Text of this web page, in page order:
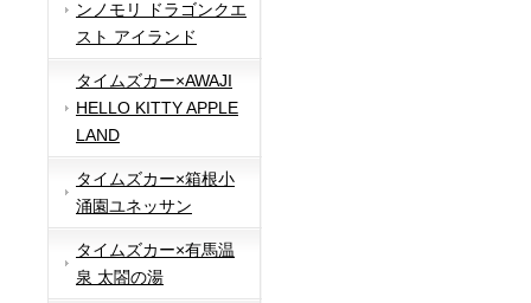
ンノモリ ドラゴンクエ
スト アイランド
タイムズカー×AWAJI
HELLO KITTY APPLE
LAND
タイムズカー×箱根小
涌園ユネッサン
タイムズカー×有馬温
泉 太閤の湯